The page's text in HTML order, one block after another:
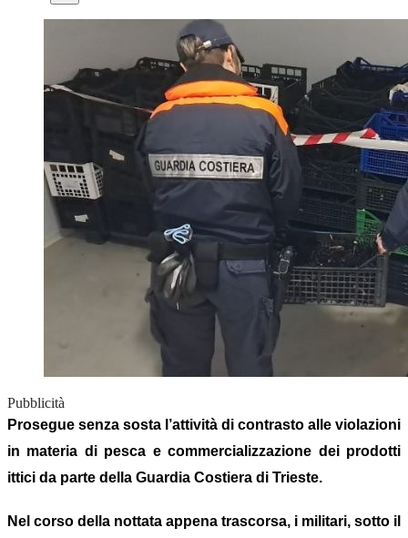
Pubblicità
Prosegue senza sosta l’attività di contrasto alle violazioni
in materia di pesca e commercializzazione dei prodotti
ittici da parte della Guardia Costiera di Trieste.
Nel corso della nottata appena trascorsa, i militari, sotto il